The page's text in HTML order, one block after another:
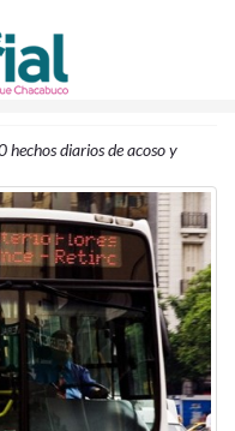
hechos diarios de acoso y